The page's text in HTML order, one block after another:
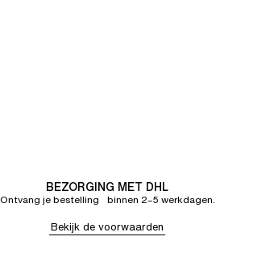
BEZORGING MET DHL
Ontvang je bestelling binnen 2–5 werkdagen.
Bekijk de voorwaarden